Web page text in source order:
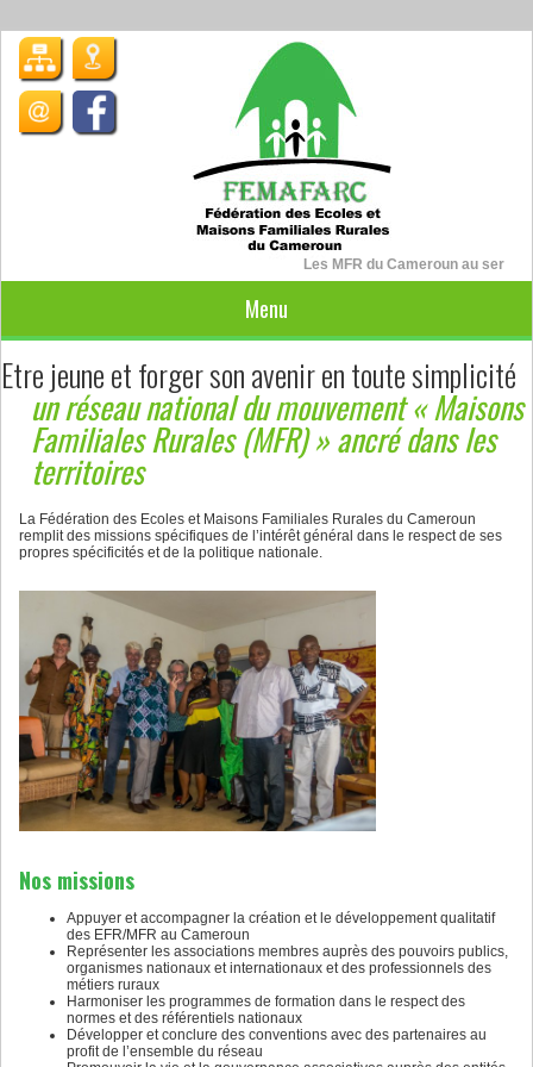
Les MFR du Cameroun au
Menu
Etre jeune et forger son avenir en toute simplicité
un réseau national du mouvement « Maisons
Familiales Rurales (MFR) » ancré dans les
territoires
La Fédération des Ecoles et Maisons Familiales Rurales du Cameroun
remplit des missions spécifiques de l’intérêt général dans le respect de ses
propres spécificités et de la politique nationale.
Nos missions
Appuyer et accompagner la création et le développement qualitatif
des EFR/MFR au Cameroun
Représenter les associations membres auprès des pouvoirs publics,
organismes nationaux et internationaux et des professionnels des
métiers ruraux
Harmoniser les programmes de formation dans le respect des
normes et des référentiels nationaux
Développer et conclure des conventions avec des partenaires au
profit de l’ensemble du réseau